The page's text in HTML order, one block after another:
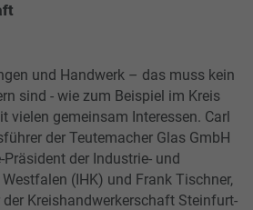
und Handwerk – das muss kein
sind - wie zum Beispiel im Kreis
vielen gemeinsam Interessen. Carl
der Teutemacher Glas GmbH
der Industrie- und
(IHK) und Frank Tischner,
Kreishandwerkerschaft Steinfurt-